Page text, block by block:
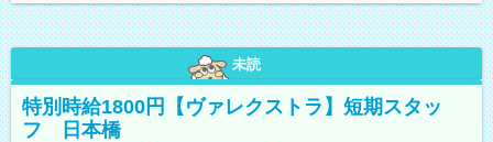
未読
特別時給1800円【ヴァレクストラ】短期スタッ
フ 日本橋